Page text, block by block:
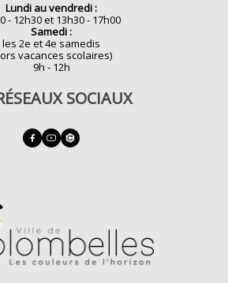
Lundi au vendredi :
- 12h30 et 13h30 - 17h00
Samedi :
les 2e et 4e samedis
vacances scolaires)
9h - 12h
SOCIAUX